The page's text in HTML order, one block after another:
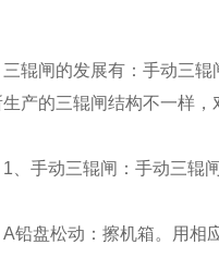
三辊闸的发展有：手动三
产的三辊闸结构不一样，
1、手动三辊闸：手动三辊
A铅盘松动：擦机箱。用相